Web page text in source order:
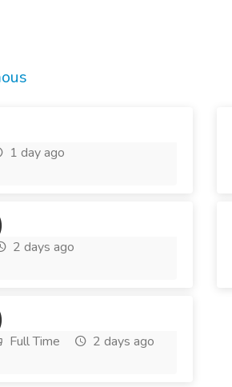
1 day ago
2 days ago
Full Time
2 days ago